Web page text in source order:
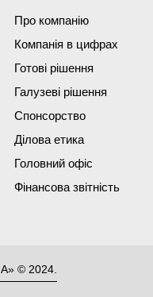
Про компанію
Компанія в цифрах
Готові рішення
Галузеві рішення
Спонсорство
Ділова етика
Головний офіс
Фінансова звітність
© 2024.